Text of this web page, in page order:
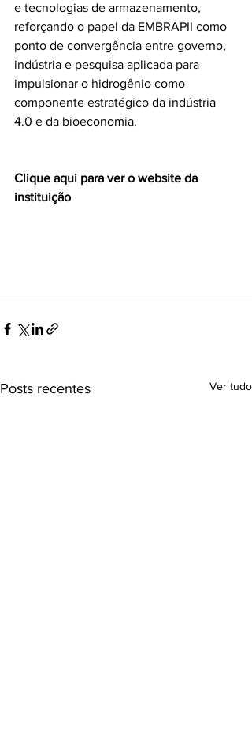
e tecnologias de armazenamento,
reforçando o papel da EMBRAPII como
ponto de convergência entre governo,
indústria e pesquisa aplicada para
impulsionar o hidrogênio como
componente estratégico da indústria
4.0 e da bioeconomia.
Clique aqui para ver o website da
instituição
Posts recentes Ver tudo